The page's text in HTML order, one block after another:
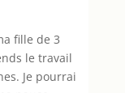
fille de 3
le travail
Je pourrai